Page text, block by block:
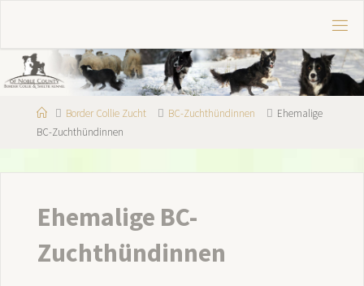
content
NOBLE
COUNTY
HomeBorder Collie Zucht BC-Zuchthündinnen
Ehemalige
BC-Zuchthündinnen
Ehemalige BC-
Zuchthündinnen